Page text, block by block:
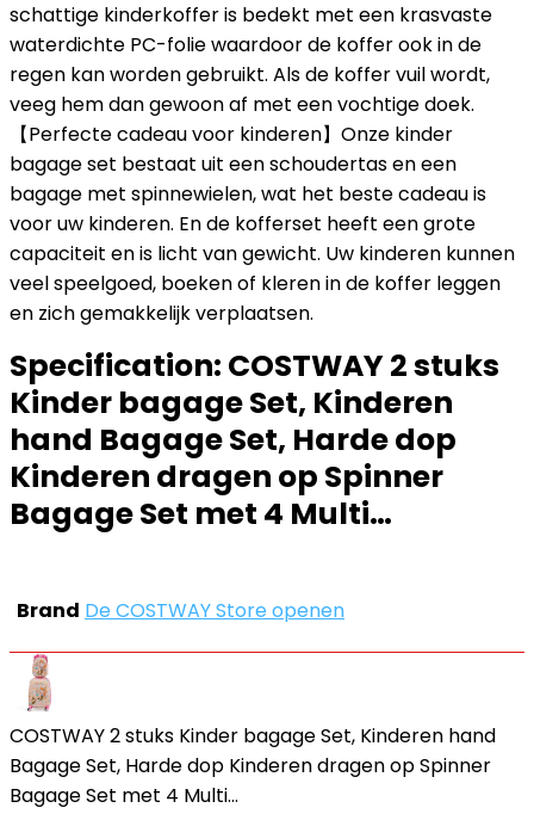
schattige kinderkoffer is bedekt met een krasvaste
waterdichte PC-folie waardoor de koffer ook in de
regen kan worden gebruikt. Als de koffer vuil wordt,
veeg hem dan gewoon af met een vochtige doek.
【Perfecte cadeau voor kinderen】Onze kinder
bagage set bestaat uit een schoudertas en een
bagage met spinnewielen, wat het beste cadeau is
voor uw kinderen. En de kofferset heeft een grote
capaciteit en is licht van gewicht. Uw kinderen kunnen
veel speelgoed, boeken of kleren in de koffer leggen
en zich gemakkelijk verplaatsen.
Specification: COSTWAY 2 stuks
Kinder bagage Set, Kinderen
hand Bagage Set, Harde dop
Kinderen dragen op Spinner
Bagage Set met 4 Multi…
Brand De COSTWAY Store openen
COSTWAY 2 stuks Kinder bagage Set, Kinderen hand
Bagage Set, Harde dop Kinderen dragen op Spinner
Bagage Set met 4 Multi…